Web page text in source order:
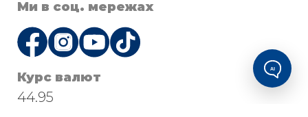
Ми в соц. мережах
Курс валют
44.95
AI